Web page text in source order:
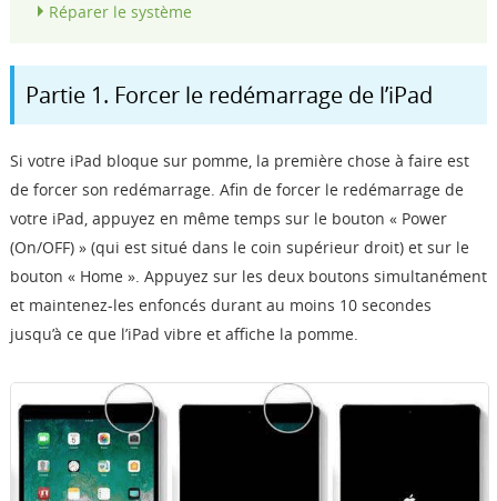
Réparer le système
Partie 1. Forcer le redémarrage de l’iPad
Si votre iPad bloque sur pomme, la première chose à faire est
de forcer son redémarrage. Afin de forcer le redémarrage de
votre iPad, appuyez en même temps sur le bouton « Power
(On/OFF) » (qui est situé dans le coin supérieur droit) et sur le
bouton « Home ». Appuyez sur les deux boutons simultanément
et maintenez-les enfoncés durant au moins 10 secondes
jusqu’à ce que l’iPad vibre et affiche la pomme.